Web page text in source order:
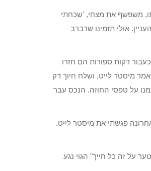
משפשף את מצחי, 'שכחתי
אולי תזמינו שרברב
דקות ספורות הם חזרו
מיסטר לייט, ושלח חיוך דק
על טפסי החוזה. הנכס עבר
פגשתי את מיסטר לייט.
על זה כל חייך" הגוי נגע